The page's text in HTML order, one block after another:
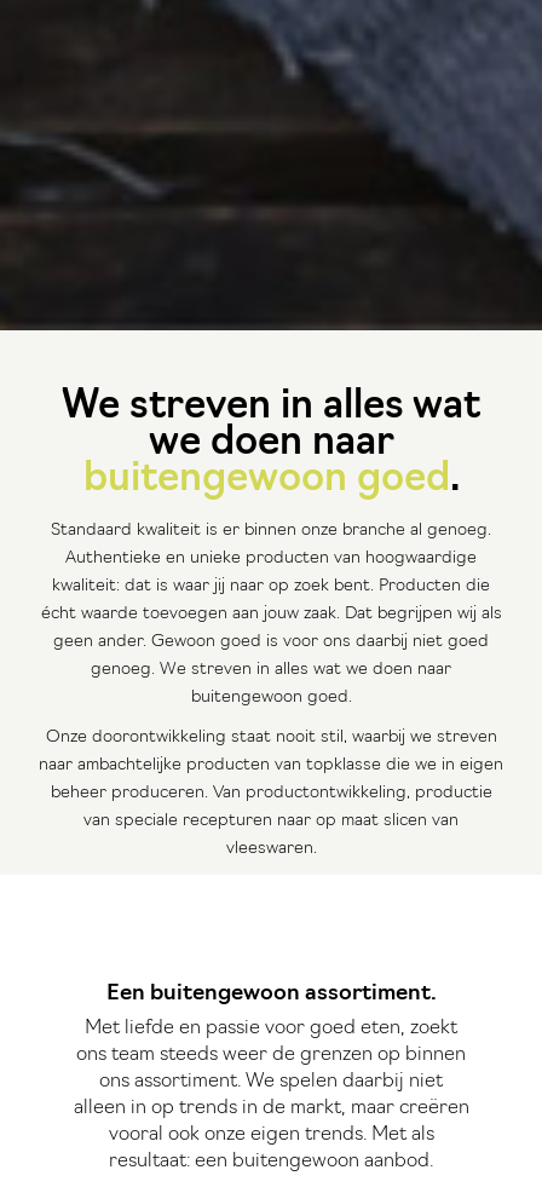
We streven in alles wat
we doen naar
buitengewoon goed.
Standaard kwaliteit is er binnen onze branche al genoeg.
Authentieke en unieke producten van hoogwaardige
kwaliteit: dat is waar jij naar op zoek bent. Producten die
écht waarde toevoegen aan jouw zaak. Dat begrijpen wij als
geen ander. Gewoon goed is voor ons daarbij niet goed
genoeg. We streven in alles wat we doen naar
buitengewoon goed.
Onze doorontwikkeling staat nooit stil, waarbij we streven
naar ambachtelijke producten van topklasse die we in eigen
beheer produceren. Van productontwikkeling, productie
van speciale recepturen naar op maat slicen van
vleeswaren.
Een buitengewoon assortiment.
Met liefde en passie voor goed eten, zoekt
ons team steeds weer de grenzen op binnen
ons assortiment. We spelen daarbij niet
alleen in op trends in de markt, maar creëren
vooral ook onze eigen trends. Met als
resultaat: een buitengewoon aanbod.